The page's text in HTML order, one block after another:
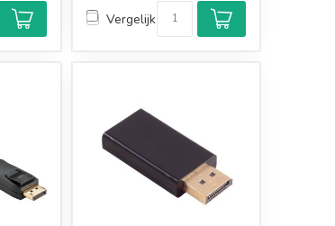
Vergelijk